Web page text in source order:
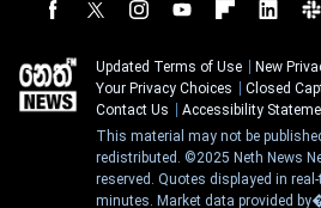
Updated Terms of Use
New
Your Privacy Choices
Closed
Contact Us
Accessibility
This material may not be
redistributed. ©2025 Neth News
reserved. Quotes displayed in
minutes. Market data provided